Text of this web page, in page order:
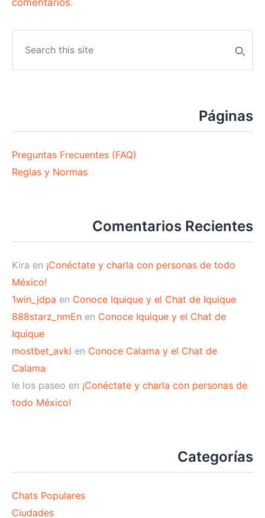
comentarios.
for:
Páginas
Preguntas Frecuentes (FAQ)
Reglas y Normas
Comentarios Recientes
Kira en ¡Conéctate y charla con personas de todo
México!
1win_jdpa en Conoce Iquique y el Chat de Iquique
888starz_nmEn en Conoce Iquique y el Chat de
Iquique
mostbet_avki en Conoce Calama y el Chat de
Calama
le los paseo en ¡Conéctate y charla con personas de
todo México!
Categorías
Chats Populares
Ciudades